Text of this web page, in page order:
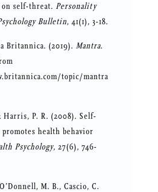
on self-threat. Personality
Bulletin, 41(1), 3-18.
Britannica. (2019). Mantra.
topic/mantra
Harris, P. R. (2008). Self-
health behavior
Psychology, 27(6), 746-
M. B., Cascio, C.